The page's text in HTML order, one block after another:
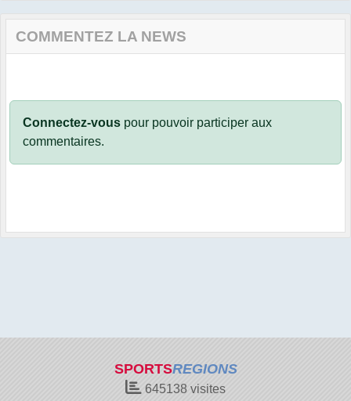
COMMENTEZ LA NEWS
Connectez-vous pour pouvoir participer aux
commentaires.
SPORTSREGIONS
645138 visites